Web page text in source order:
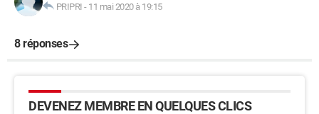
PRIPRI - 11 mai 2020 à 19:15
8 réponses
DEVENEZ MEMBRE EN QUELQUES CLICS